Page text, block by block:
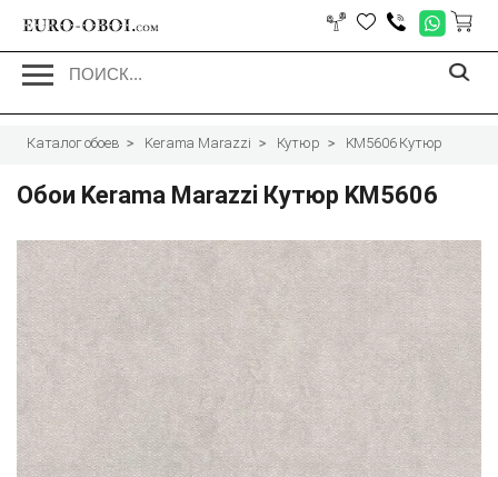
EURO-OBOI.com
Каталог обоев Kerama Marazzi Кутюр KM5606 Кутюр
Обои Kerama Marazzi Кутюр KM5606